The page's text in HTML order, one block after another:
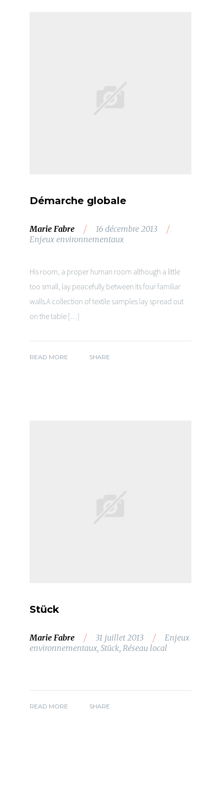
Démarche globale
Marie Fabre / 16 décembre 2013 /
Enjeux environnementaux
His room, a proper human room although a little
too small, lay peacefully between its four familiar
walls.A collection of textile samples lay spread out
on the table […]
READ MORE SHARE
Stück
Marie Fabre / 31 juillet 2013 /
Enjeux
environnementaux, Stück, Réseau local
READ MORE SHARE